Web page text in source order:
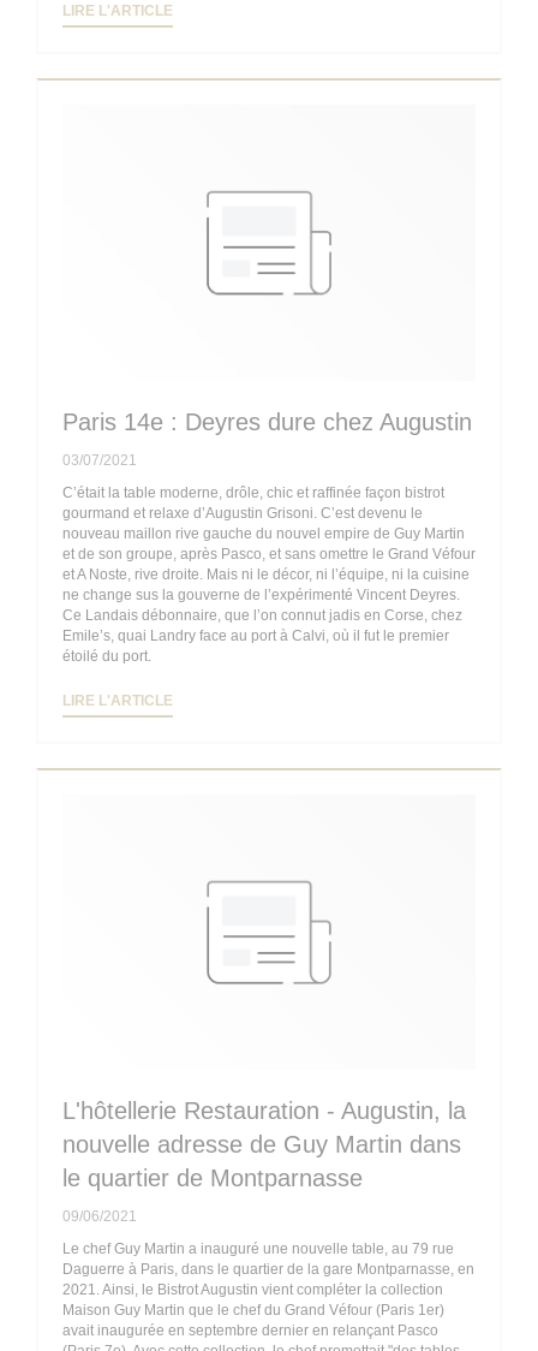
LIRE L'ARTICLE
Paris 14e : Deyres dure chez Augustin
03/07/2021
C’était la table moderne, drôle, chic et raffinée façon bistrot
gourmand et relaxe d’Augustin Grisoni. C’est devenu le
nouveau maillon rive gauche du nouvel empire de Guy Martin
et de son groupe, après Pasco, et sans omettre le Grand Véfour
et A Noste, rive droite. Mais ni le décor, ni l’équipe, ni la cuisine
ne change sus la gouverne de l’expérimenté Vincent Deyres.
Ce Landais débonnaire, que l’on connut jadis en Corse, chez
Emile’s, quai Landry face au port à Calvi, où il fut le premier
étoilé du port.
LIRE L'ARTICLE
L'hôtellerie Restauration - Augustin, la
nouvelle adresse de Guy Martin dans
le quartier de Montparnasse
09/06/2021
Le chef Guy Martin a inauguré une nouvelle table, au 79 rue
Daguerre à Paris, dans le quartier de la gare Montparnasse, en
2021. Ainsi, le Bistrot Augustin vient compléter la collection
Maison Guy Martin que le chef du Grand Véfour (Paris 1er)
avait inaugurée en septembre dernier en relançant Pasco